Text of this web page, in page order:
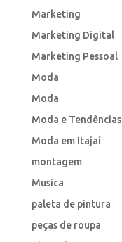
Marketing
Marketing Digital
Marketing Pessoal
Moda
Moda
Moda e Tendências
Moda em Itajaí
montagem
Musica
paleta de pintura
peças de roupa